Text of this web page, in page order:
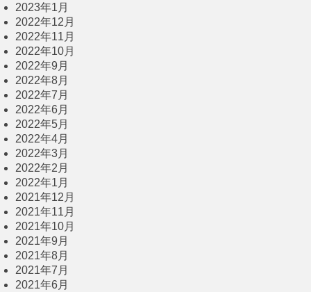
2023年1月
2022年12月
2022年11月
2022年10月
2022年9月
2022年8月
2022年7月
2022年6月
2022年5月
2022年4月
2022年3月
2022年2月
2022年1月
2021年12月
2021年11月
2021年10月
2021年9月
2021年8月
2021年7月
2021年6月